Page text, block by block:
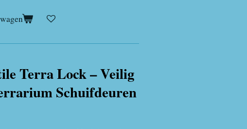
Terra Lock – Veilig
Schuifdeuren